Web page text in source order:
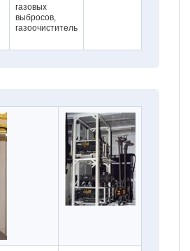
газовых
выбросов,
газоочиститель